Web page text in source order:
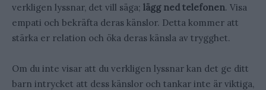
verkligen lyssnar, det vill säga; lägg ned telefonen. Visa
empati och bekräfta deras känslor. Detta kommer att
stärka er relation och öka deras känsla av trygghet.
Om du inte visar att du verkligen lyssnar kan det ge ditt
barn intrycket att dess känslor och tankar inte är viktiga,